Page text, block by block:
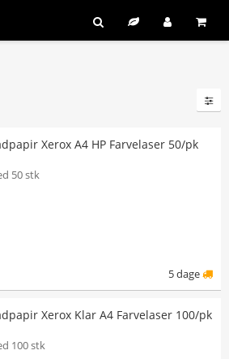
Xerox A4 HP Farvelaser 50/pk
50 stk
5 dage
Xerox Klar A4 Farvelaser 100/pk
100 stk